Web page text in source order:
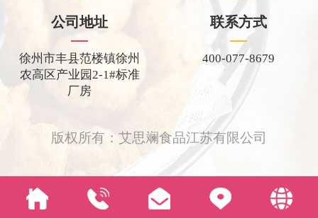
公司地址
徐州市丰县范楼镇徐州
农高区产业园2-1#标准
厂房
联系方式
400-077-8679
版权所有：艾思斓食品江苏有限公司